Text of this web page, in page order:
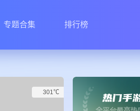
专题合集 排行榜
301℃